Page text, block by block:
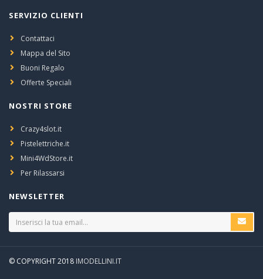
SERVIZIO CLIENTI
Contattaci
Mappa del Sito
Buoni Regalo
Offerte Speciali
NOSTRI STORE
Crazy4slot.it
Pistelettriche.it
Mini4WdStore.it
Per Rilassarsi
NEWSLETTER
© COPYRIGHT 2018 IMODELLINI.IT